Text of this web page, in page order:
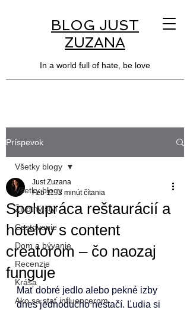
BLOG JUST
ZUZANA
In a world full of hate, be love
Príspevok
Všetky blogy
Životný štýl
Cestovanie
Dom a bývanie
Recenzie
Krása
Ako sa stať influencerom
Všetky blogy
Spolupráca reštaurácií a
hotelov s content
creatorom – čo naozaj
funguje
Just Zuzana
Feb 11 3 minút čítania
Mať dobré jedlo alebo pekné izby
dnes jednoducho nestačí. Ľudia si